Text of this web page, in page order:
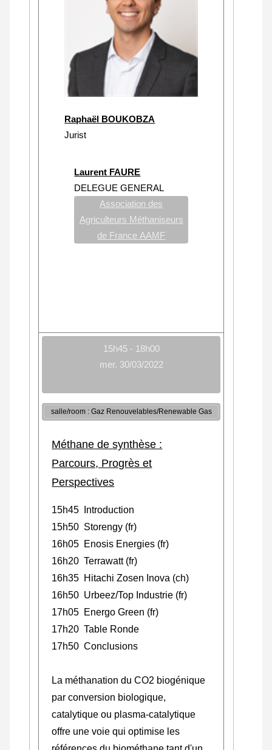
Raphaël BOUKOBZA
Jurist
Laurent FAURE
DELEGUE GENERAL
Association des
Agriculteurs Méthaniseurs
de France AAMF
15h45 - 18h00
mer. 30/03/2022
salle/room : Gaz Renouvelables/Renewable Gas
Méthane de synthèse :
Parcours, Progrès et
Perspectives
15h45 Introduction
15h50 Storengy (fr)
16h05 Enosis Energies (fr)
16h20 Terrawatt (fr)
16h35 Hitachi Zosen Inova (ch)
16h50 Urbeez/Top Industrie (fr)
17h05 Energo Green (fr)
17h20 Table Ronde
17h50 Conclusions
La méthanation du CO2 biogénique
par conversion biologique,
catalytique ou plasma-catalytique
offre une voie qui optimise les